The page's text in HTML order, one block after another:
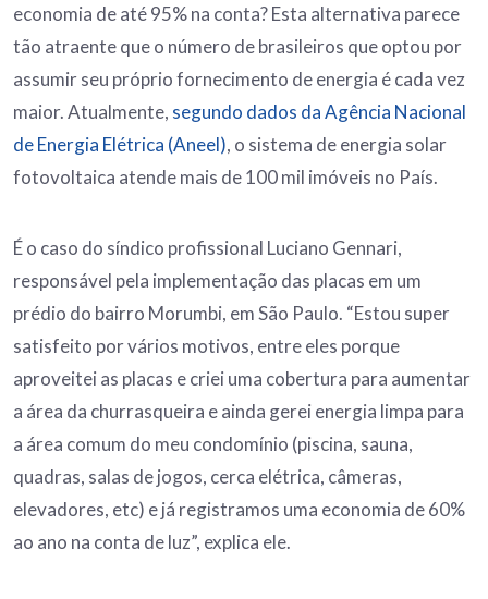
economia de até 95% na conta? Esta alternativa parece
tão atraente que o número de brasileiros que optou por
assumir seu próprio fornecimento de energia é cada vez
maior. Atualmente, segundo dados da Agência Nacional
de Energia Elétrica (Aneel), o sistema de energia solar
fotovoltaica atende mais de 100 mil imóveis no País.
É o caso do síndico profissional Luciano Gennari,
responsável pela implementação das placas em um
prédio do bairro Morumbi, em São Paulo. “Estou super
satisfeito por vários motivos, entre eles porque
aproveitei as placas e criei uma cobertura para aumentar
a área da churrasqueira e ainda gerei energia limpa para
a área comum do meu condomínio (piscina, sauna,
quadras, salas de jogos, cerca elétrica, câmeras,
elevadores, etc) e já registramos uma economia de 60%
ao ano na conta de luz”, explica ele.